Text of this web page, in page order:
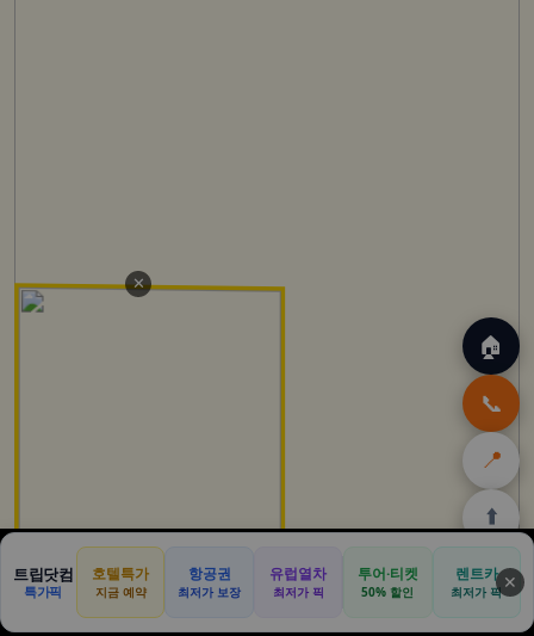
🏠
📞
📍
⬆️
🏠
홈
닷컴
🛡️ 🛒
테무
🎁
아마존
할인
✕
트립닷컴
특가픽
호텔특가
지금 예약
항공권
최저가 보장
유럽열차
최저가 픽
투어·티켓
50% 할인
렌트카
최저가 픽✕